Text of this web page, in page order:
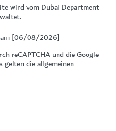
wird vom Dubai Department
am [06/08/2026]
reCAPTCHA und die Google
gelten die allgemeinen